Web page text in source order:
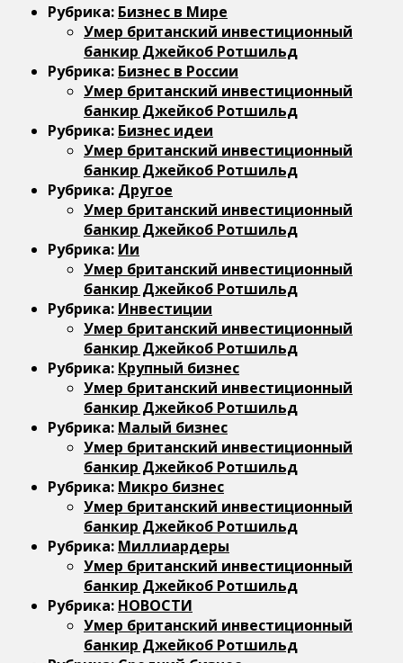
Рубрика: Бизнес в Мире
Умер британский инвестиционный
банкир Джейкоб Ротшильд
Рубрика: Бизнес в России
Умер британский инвестиционный
банкир Джейкоб Ротшильд
Рубрика: Бизнес идеи
Умер британский инвестиционный
банкир Джейкоб Ротшильд
Рубрика: Другое
Умер британский инвестиционный
банкир Джейкоб Ротшильд
Рубрика: Ии
Умер британский инвестиционный
банкир Джейкоб Ротшильд
Рубрика: Инвестиции
Умер британский инвестиционный
банкир Джейкоб Ротшильд
Рубрика: Крупный бизнес
Умер британский инвестиционный
банкир Джейкоб Ротшильд
Рубрика: Малый бизнес
Умер британский инвестиционный
банкир Джейкоб Ротшильд
Рубрика: Микро бизнес
Умер британский инвестиционный
банкир Джейкоб Ротшильд
Рубрика: Миллиардеры
Умер британский инвестиционный
банкир Джейкоб Ротшильд
Рубрика: НОВОСТИ
Умер британский инвестиционный
банкир Джейкоб Ротшильд